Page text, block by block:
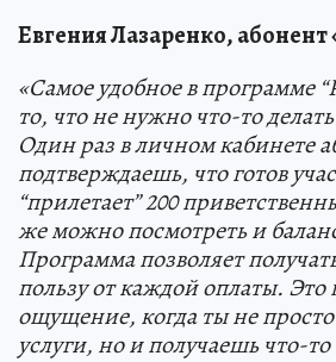
Евгения Лазаренко, абонент
«Самое удобное в программе
то, что не нужно что-то
Один раз в личном кабинете
подтверждаешь, что готов
“прилетает” 200
же можно посмотреть и
Программа позволяет
пользу от каждой оплаты. Это
ощущение, когда ты не
услуги, но и получаешь что-то